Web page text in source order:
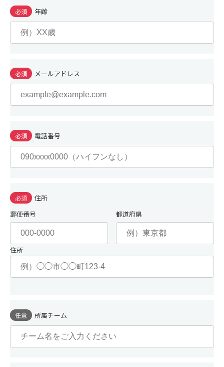
必須 年齢
必須 メールアドレス
必須 電話番号
必須
住所
郵便番号
都道府県
住所
任意 所属チーム